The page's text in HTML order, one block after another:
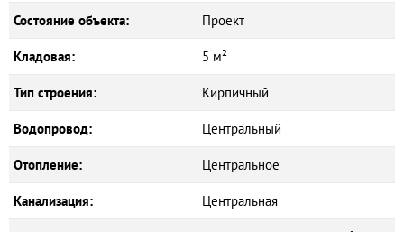
Состояние объекта: Проект
Кладовая: 5 м²
Тип строения: Кирпичный
Водопровод: Центральный
Отопление: Центральное
Канализация: Центральная